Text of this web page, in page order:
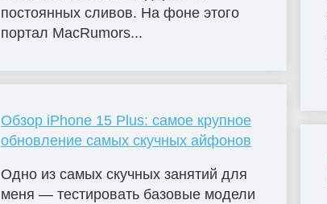
постоянных сливов. На фоне этого
портал MacRumors...
Обзор iPhone 15 Plus: самое крупное
обновление самых скучных айфонов
Одно из самых скучных занятий для
меня — тестировать базовые модели